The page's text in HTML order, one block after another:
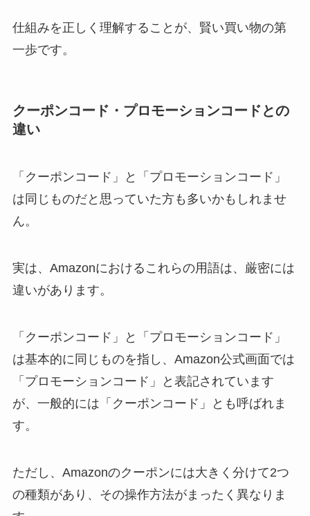
仕組みを正しく理解することが、賢い買い物の第
一歩です。
クーポンコード・プロモーションコードとの
違い
「クーポンコード」と「プロモーションコード」
は同じものだと思っていた方も多いかもしれませ
ん。
実は、Amazonにおけるこれらの用語は、厳密には
違いがあります。
「クーポンコード」と「プロモーションコード」
は基本的に同じものを指し、Amazon公式画面では
「プロモーションコード」と表記されています
が、一般的には「クーポンコード」とも呼ばれま
す。
ただし、Amazonのクーポンには大きく分けて2つ
の種類があり、その操作方法がまったく異なりま